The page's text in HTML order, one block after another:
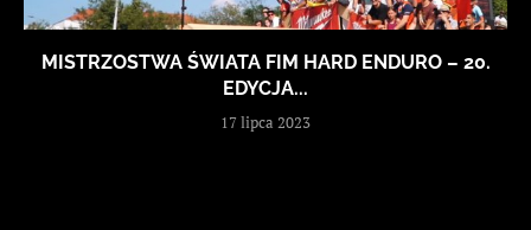
MISTRZOSTWA ŚWIATA FIM HARD ENDURO – 20.
EDYCJA...
17 lipca 2023